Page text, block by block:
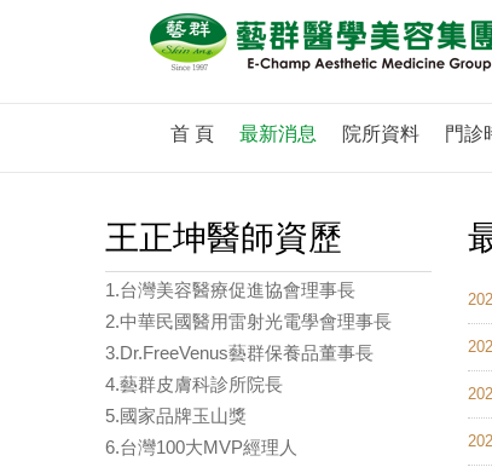
首 頁 最新消息 院所資料 門診
王正坤醫師資歷
1.台灣美容醫療促進協會理事長
2.中華民國醫用雷射光電學會理事長
3.Dr.FreeVenus藝群保養品董事長
4.藝群皮膚科診所院長
5.國家品牌玉山獎
6.台灣100大MVP經理人